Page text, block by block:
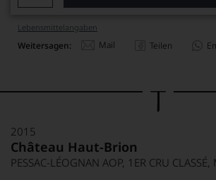
Lebensmittel­angaben
Weitersagen: Mail Teilen
2015
Château Haut-Brion
PESSAC-LÉOGNAN AOP, 1ER CRU